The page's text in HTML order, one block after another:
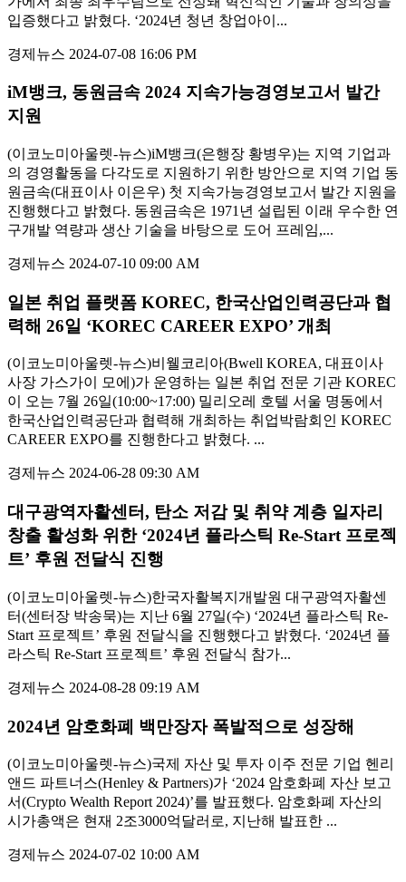
입증했다고 밝혔다. ‘2024년 청년 창업아이...
경제뉴스 2024-07-08 16:06 PM
iM뱅크, 동원금속 2024 지속가능경영보고서 발간
지원
(이코노미아울렛-뉴스)iM뱅크(은행장 황병우)는 지역 기업과
의 경영활동을 다각도로 지원하기 위한 방안으로 지역 기업 동
원금속(대표이사 이은우) 첫 지속가능경영보고서 발간 지원을
진행했다고 밝혔다. 동원금속은 1971년 설립된 이래 우수한 연
구개발 역량과 생산 기술을 바탕으로 도어 프레임,...
경제뉴스 2024-07-10 09:00 AM
일본 취업 플랫폼 KOREC, 한국산업인력공단과 협
력해 26일 ‘KOREC CAREER EXPO’ 개최
(이코노미아울렛-뉴스)비웰코리아(Bwell KOREA, 대표이사
사장 가스가이 모에)가 운영하는 일본 취업 전문 기관 KOREC
이 오는 7월 26일(10:00~17:00) 밀리오레 호텔 서울 명동에서
한국산업인력공단과 협력해 개최하는 취업박람회인 KOREC
CAREER EXPO를 진행한다고 밝혔다. ...
경제뉴스 2024-06-28 09:30 AM
대구광역자활센터, 탄소 저감 및 취약 계층 일자리
창출 활성화 위한 ‘2024년 플라스틱 Re-Start 프로젝
트’ 후원 전달식 진행
(이코노미아울렛-뉴스)한국자활복지개발원 대구광역자활센
터(센터장 박송묵)는 지난 6월 27일(수) ‘2024년 플라스틱 Re-
Start 프로젝트’ 후원 전달식을 진행했다고 밝혔다. ‘2024년 플
라스틱 Re-Start 프로젝트’ 후원 전달식 참가...
경제뉴스 2024-08-28 09:19 AM
2024년 암호화폐 백만장자 폭발적으로 성장해
(이코노미아울렛-뉴스)국제 자산 및 투자 이주 전문 기업 헨리
앤드 파트너스(Henley & Partners)가 ‘2024 암호화폐 자산 보고
서(Crypto Wealth Report 2024)’를 발표했다. 암호화폐 자산의
시가총액은 현재 2조3000억달러로, 지난해 발표한 ...
경제뉴스 2024-07-02 10:00 AM